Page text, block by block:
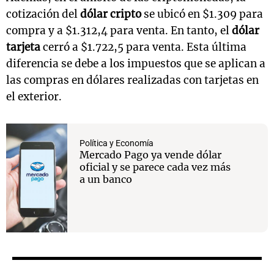
cotización deldólar criptose ubicó en $1.309 para
compra y a $1.312,4 para venta. En tanto, eldólar
tarjetacerró a $1.722,5 para venta. Esta última
diferencia se debe a los impuestos que se aplican a
las compras en dólares realizadas con tarjetas en
el exterior.
Política y Economía
Mercado Pago ya vende dólar
oficial y se parece cada vez más
a un banco